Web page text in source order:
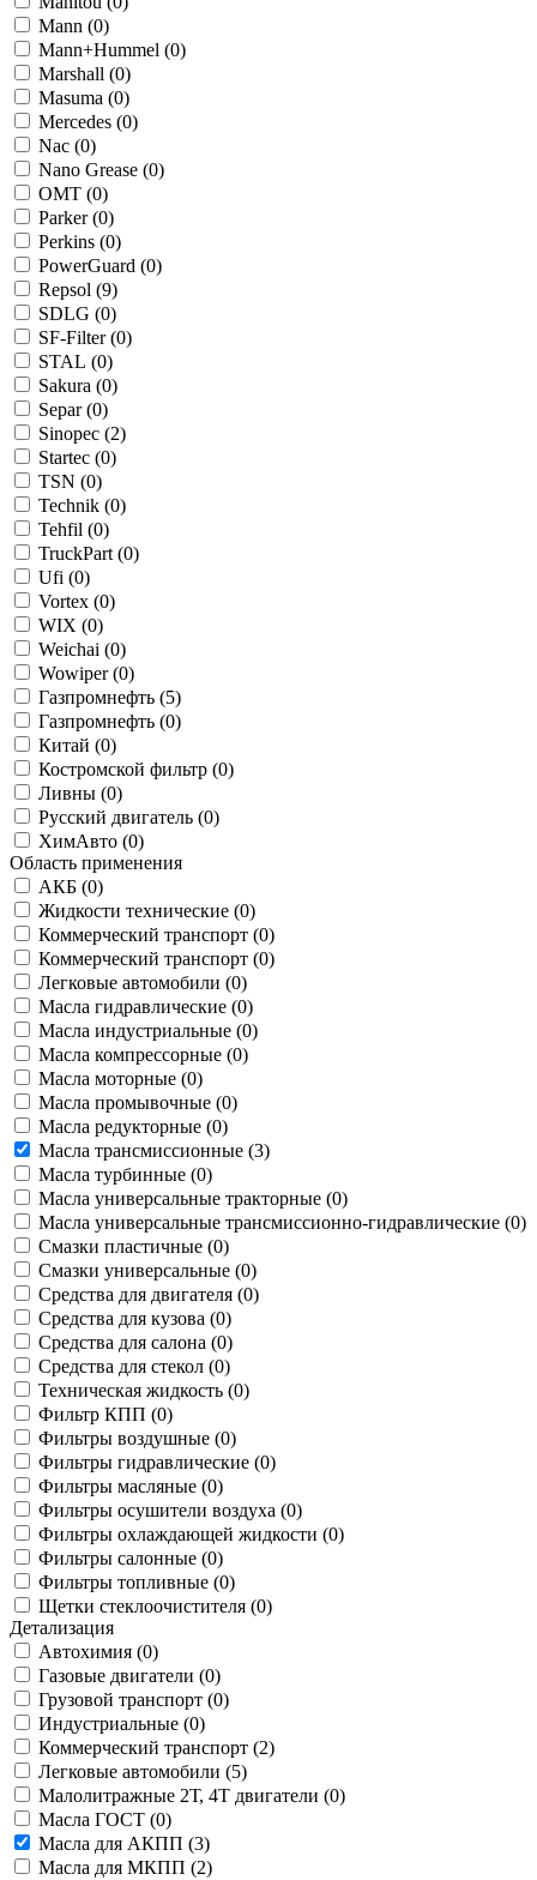
Mann (0)
Mann+Hummel (0)
Marshall (0)
Masuma (0)
Mercedes (0)
Nac (0)
Nano Grease (0)
OMT (0)
Parker (0)
Perkins (0)
PowerGuard (0)
Repsol (9)
SDLG (0)
SF-Filter (0)
STAL (0)
Sakura (0)
Separ (0)
Sinopec (2)
Startec (0)
TSN (0)
Technik (0)
Tehfil (0)
TruckPart (0)
Ufi (0)
Vortex (0)
WIX (0)
Weichai (0)
Wowiper (0)
Газпромнефть (5)
Газпромнефть (0)
Китай (0)
Костромской фильтр (0)
Ливны (0)
Русский двигатель (0)
ХимАвто (0)
Область применения
АКБ (0)
Жидкости технические (0)
Коммерческий транспорт (0)
Коммерческий транспорт (0)
Легковые автомобили (0)
Масла гидравлические (0)
Масла индустриальные (0)
Масла компрессорные (0)
Масла моторные (0)
Масла промывочные (0)
Масла редукторные (0)
Масла трансмиссионные (3)
Масла турбинные (0)
Масла универсальные тракторные (0)
Масла универсальные трансмиссионно-гидравлические (0)
Смазки пластичные (0)
Смазки универсальные (0)
Средства для двигателя (0)
Средства для кузова (0)
Средства для салона (0)
Средства для стекол (0)
Техническая жидкость (0)
Фильтр КПП (0)
Фильтры воздушные (0)
Фильтры гидравлические (0)
Фильтры масляные (0)
Фильтры осушители воздуха (0)
Фильтры охлаждающей жидкости (0)
Фильтры салонные (0)
Фильтры топливные (0)
Щетки стеклоочистителя (0)
Детализация
Автохимия (0)
Газовые двигатели (0)
Грузовой транспорт (0)
Индустриальные (0)
Коммерческий транспорт (2)
Легковые автомобили (5)
Малолитражные 2Т, 4Т двигатели (0)
Масла ГОСТ (0)
Масла для АКПП (3)
Масла для МКПП (2)